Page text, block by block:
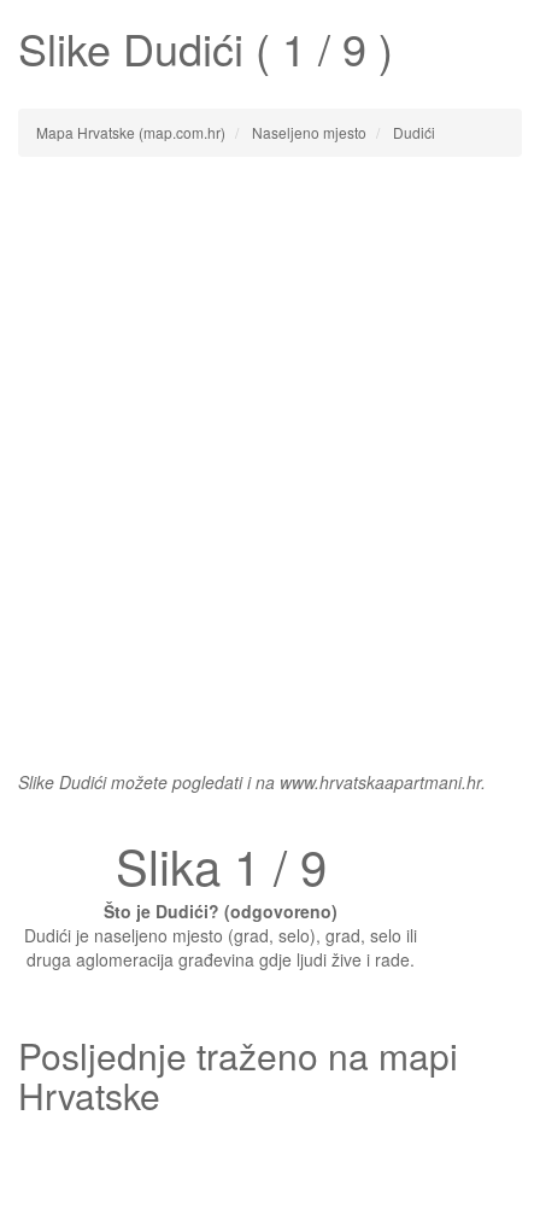
Slike Dudići ( 1 / 9 )
Mapa Hrvatske (map.com.hr) Naseljeno mjesto Dudići
Slike Dudići možete pogledati i na www.hrvatskaapartmani.hr.
Slika 1 / 9
Što je Dudići? (odgovoreno)
Dudići je naseljeno mjesto (grad, selo), grad, selo ili
druga aglomeracija građevina gdje ljudi žive i rade.
Posljednje traženo na mapi
Hrvatske